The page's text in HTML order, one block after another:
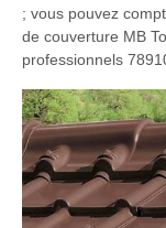
; vous pouvez
de couverture MB
professionnels